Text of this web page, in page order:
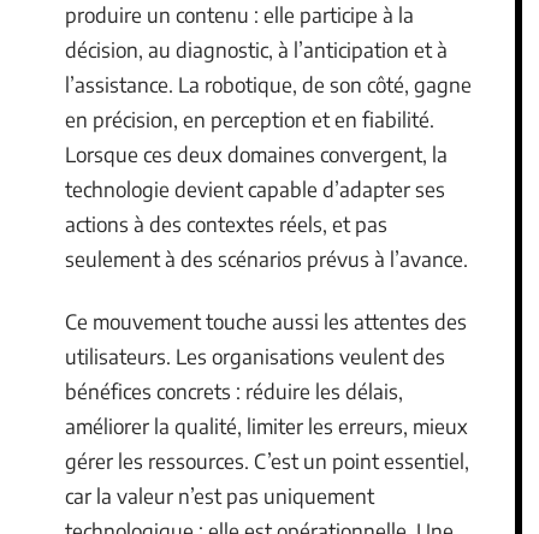
produire un contenu : elle participe à la
décision, au diagnostic, à l’anticipation et à
l’assistance. La robotique, de son côté, gagne
en précision, en perception et en fiabilité.
Lorsque ces deux domaines convergent, la
technologie devient capable d’adapter ses
actions à des contextes réels, et pas
seulement à des scénarios prévus à l’avance.
Ce mouvement touche aussi les attentes des
utilisateurs. Les organisations veulent des
bénéfices concrets : réduire les délais,
améliorer la qualité, limiter les erreurs, mieux
gérer les ressources. C’est un point essentiel,
car la valeur n’est pas uniquement